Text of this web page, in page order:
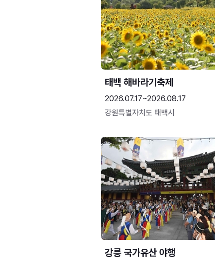
태백 해바라기축제
2026.07.17~2026.08.17
강원특별자치도 태백시
강릉 국가유산 야행